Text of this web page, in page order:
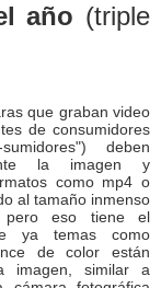
año (triple
que graban video
de consumidores
deben
la imagen y
como mp4 o
al tamaño inmenso
pero eso tiene el
ya temas como
de color están
imagen, similar a